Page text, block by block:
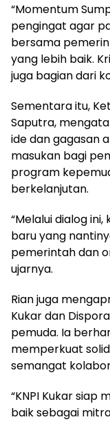
“Momentum
pengingat agar
bersama
yang lebih baik.
juga bagian dari
Sementara itu,
Saputra,
ide dan gagasan
masukan bagi
program
berkelanjutan.
“Melalui dialog
baru yang
pemerintah dan
ujarnya.
Rian juga
Kukar dan
pemuda. Ia
memperkuat
semangat
“KNPI Kukar
baik sebagai